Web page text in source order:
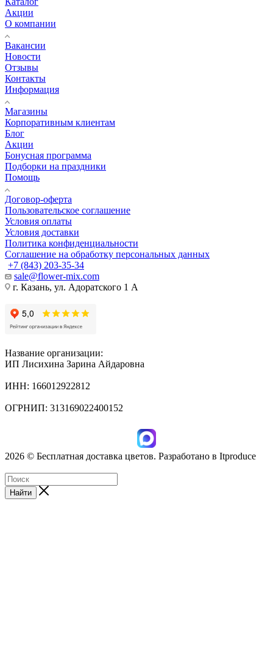
Акции
О компании
Вакансии
Новости
Отзывы
Контакты
Информация
Магазины
Корпоративным клиентам
Блог
Акции
Бонусная программа
Подборки на праздники
Помощь
Договор-оферта
Пользовательское соглашение
Условия оплаты
Условия доставки
Политика конфиденциальности
Соглашение на обработку персональных данных
+7 (843) 203-35-34
sale@flower-mix.com
г. Казань, ул. Адоратского 1 А
Название организации:
ИП Лисихина Зарина Айдаровна
ИНН: 166012922812
ОГРНИП: 313169022400152
2026 © Бесплатная доставка цветов. Разработано в Itproduce
Найти